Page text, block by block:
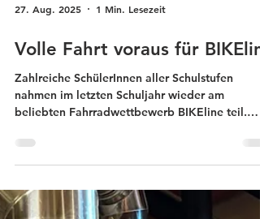
27. Aug. 2025 1 Min. Lesezeit